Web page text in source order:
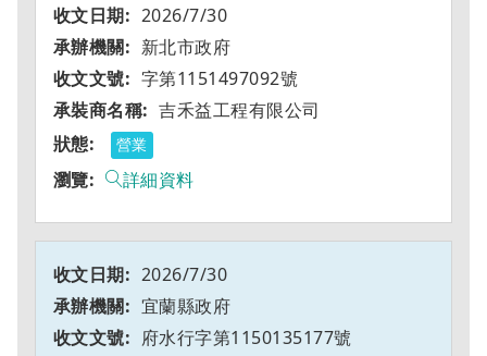
2026/7/30
新北市政府
字第1151497092號
吉禾益工程有限公司
營業
詳細資料
2026/7/30
宜蘭縣政府
府水行字第1150135177號